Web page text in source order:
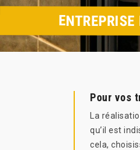
Pour vos
La
qu’il est
cela,